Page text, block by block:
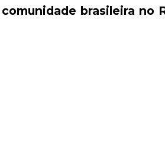
brasileira no